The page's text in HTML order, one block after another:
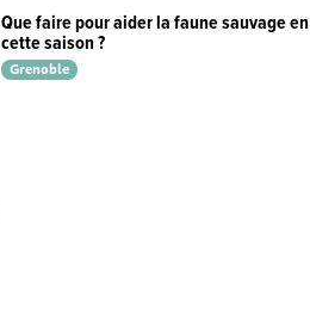
Que faire pour aider la faune sauvage en
cette saison ?
Grenoble